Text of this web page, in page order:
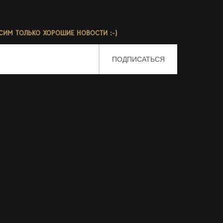
ТОЛЬКО ХОРОШИЕ НОВОСТИ :-)